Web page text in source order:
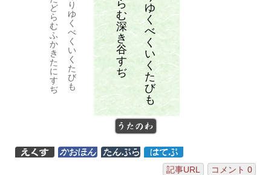
ゆ
く
べ
く
い
く
た
び
も
ら
む
深
き
谷
す
ぢ
り
ゆ
く
べ
く
い
く
た
び
も
ど
ら
む
ふ
か
き
た
に
す
ぢ
うたのわ
記事URL
コメント 0